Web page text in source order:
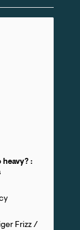
heavy? :
Frizz /